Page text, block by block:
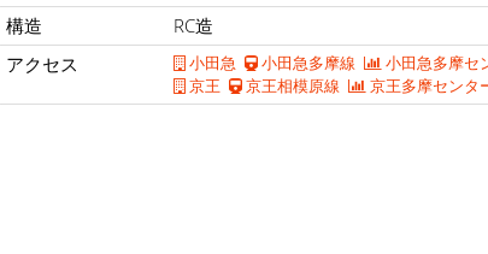
構造
RC造
アクセス
小田急 小田急多摩線 小田急多摩セ
京王
京王相模原線 京王多摩センタ